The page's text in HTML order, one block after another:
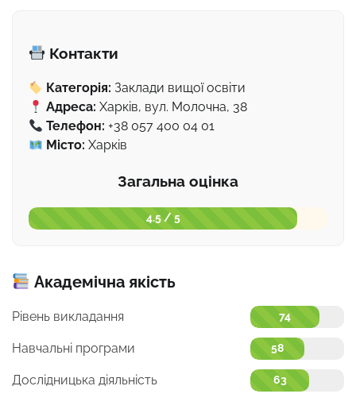
Контакти
Категорія: Заклади вищої освіти
Адреса: Харків, вул. Молочна, 38
Телефон: +38 057 400 04 01
Місто: Харків
Загальна оцінка
4.5 / 5
Академічна якість
Рівень викладання 74
Навчальні програми 58
Дослідницька діяльність 63